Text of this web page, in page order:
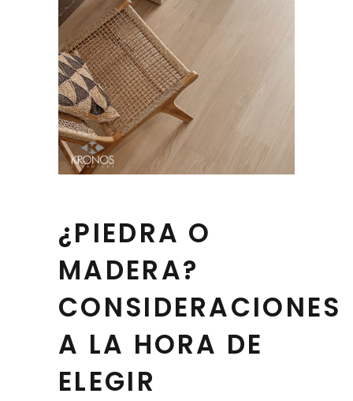
¿PIEDRA O
MADERA?
CONSIDERACIONES
A LA HORA DE
ELEGIR